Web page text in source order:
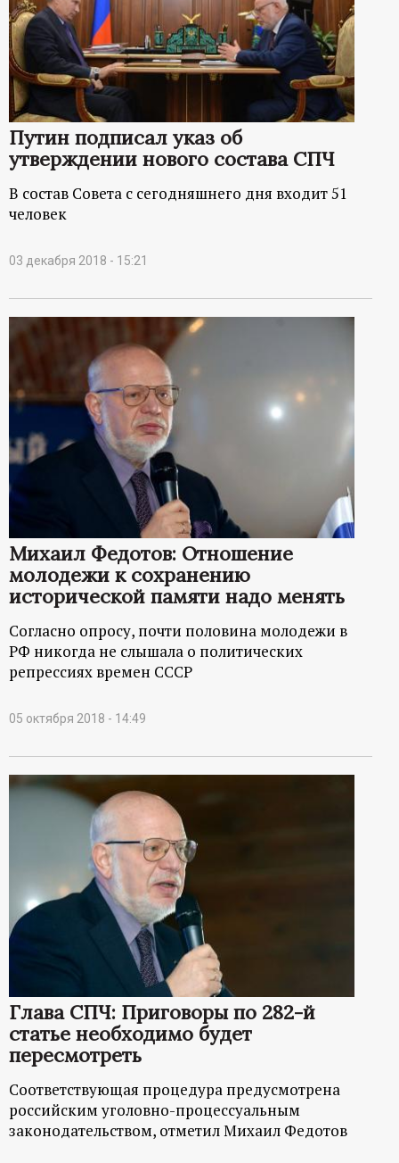
Путин подписал указ об
утверждении нового состава СПЧ
В состав Совета с сегодняшнего дня входит 51
человек
03 декабря 2018 - 15:21
Михаил Федотов: Отношение
молодежи к сохранению
исторической памяти надо менять
Согласно опросу, почти половина молодежи в
РФ никогда не слышала о политических
репрессиях времен СССР
05 октября 2018 - 14:49
Глава СПЧ: Приговоры по 282-й
статье необходимо будет
пересмотреть
Соответствующая процедура предусмотрена
российским уголовно-процессуальным
законодательством, отметил Михаил Федотов